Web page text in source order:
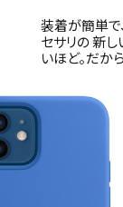
装着が簡単で
セサリの 新
いほど。だか